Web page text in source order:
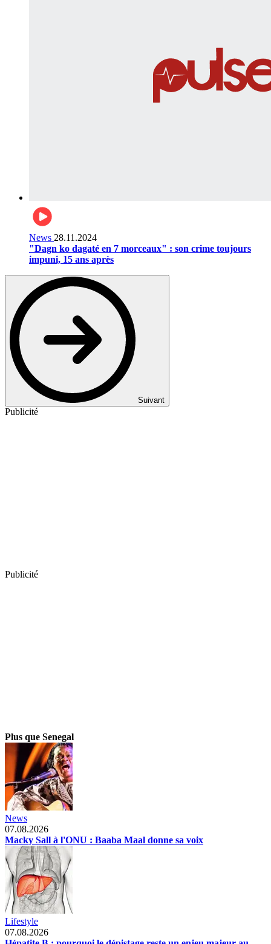
News 28.11.2024
"Dagn ko dagaté en 7 morceaux" : son crime toujours
impuni, 15 ans après
Suivant
Publicité
Publicité
Plus que Senegal
News
07.08.2026
Macky Sall à l'ONU : Baaba Maal donne sa voix
Lifestyle
07.08.2026